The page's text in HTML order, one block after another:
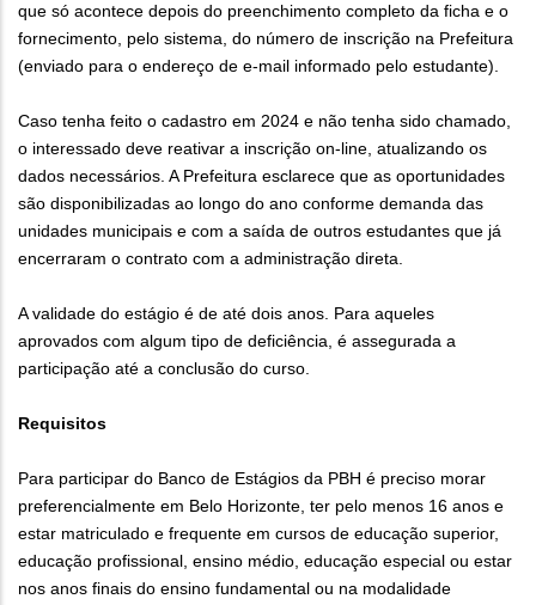
que só acontece depois do preenchimento completo da ficha e o
fornecimento, pelo sistema, do número de inscrição na Prefeitura
(enviado para o endereço de e-mail informado pelo estudante).
Caso tenha feito o cadastro em 2024 e não tenha sido chamado,
o interessado deve reativar a inscrição on-line, atualizando os
dados necessários. A Prefeitura esclarece que as oportunidades
são disponibilizadas ao longo do ano conforme demanda das
unidades municipais e com a saída de outros estudantes que já
encerraram o contrato com a administração direta.
A validade do estágio é de até dois anos. Para aqueles
aprovados com algum tipo de deficiência, é assegurada a
participação até a conclusão do curso.
Requisitos
Para participar do Banco de Estágios da PBH é preciso morar
preferencialmente em Belo Horizonte, ter pelo menos 16 anos e
estar matriculado e frequente em cursos de educação superior,
educação profissional, ensino médio, educação especial ou estar
nos anos finais do ensino fundamental ou na modalidade